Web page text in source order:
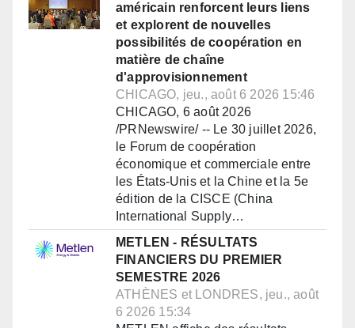
américain renforcent leurs liens
et explorent de nouvelles
possibilités de coopération en
matière de chaîne
d'approvisionnement
CHICAGO, jeu., août 6 2026 15:46
CHICAGO, 6 août 2026
/PRNewswire/ -- Le 30 juillet 2026,
le Forum de coopération
économique et commerciale entre
les États-Unis et la Chine et la 5e
édition de la CISCE (China
International Supply…
METLEN - RÉSULTATS
FINANCIERS DU PREMIER
SEMESTRE 2026
ATHÈNES et LONDRES, jeu., août
6 2026 15:34